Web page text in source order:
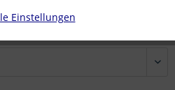
Einstellungen